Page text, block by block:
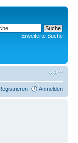
Erweiterte Suche
Anmelden